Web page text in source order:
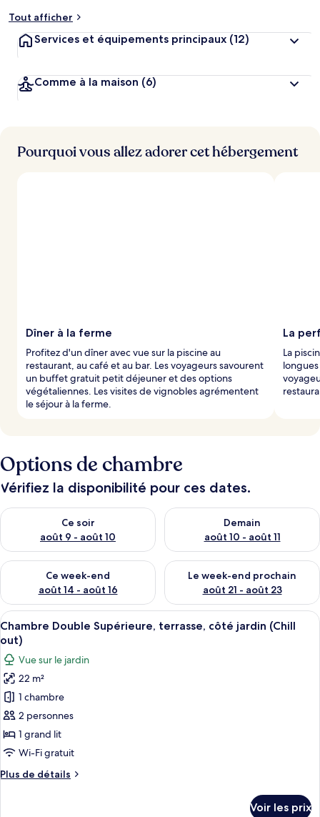
Tout afficher
Services et équipements principaux (12)
Comme à la maison (6)
Pourquoi vous allez adorer cet hébergement
Dîner à la ferme
Profitez d'un dîner avec vue sur la piscine au
restaurant, au café et au bar. Les voyageurs savourent
un buffet gratuit petit déjeuner et des options
végétaliennes. Les visites de vignobles agrémentent
le séjour à la ferme.
La
La
Options de chambre
Vérifiez la disponibilité pour ces dates.
Ce soir
août 9 - août 10
Vérifier la disponibilité pour ce soir août 9 - août 10
Demain
août 10 - août 11
Vérifier la disponibilité pour
Ce week-end
août 14 - août 16
Vérifier la disponibilité pour ce week-end août 14 - août 16
Le week-end prochain
août 21 - août 23
Vérifier la disponibilité pour
Afficher
toutes
les
photos
pour
ce
type
de
chambre :
Double
Un espace extérieur aménagé,
10
Chambre Double Supérieure, terrasse, côté jardin (Chill
out)
Vue sur le jardin
22 m²
1 chambre
2 personnes
1 grand lit
Wi-Fi gratuit
Plus de détails
Plus
Voir les prix